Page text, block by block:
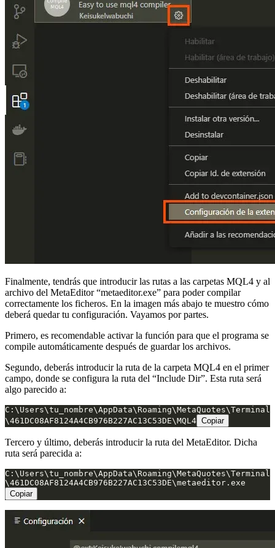
Finalmente, tendrás que introducir las rutas a las carpetas MQL4 y al
archivo del MetaEditor “metaeditor.exe” para poder compilar
correctamente los ficheros. En la imagen más abajo te muestro cómo
deberá quedar tu configuración. Vayamos por partes.
Primero, es recomendable activar la función para que el programa se
compile automáticamente después de guardar los archivos.
Segundo, deberás introducir la ruta de la carpeta MQL4 en el primer
campo, donde se configura la ruta del “Include Dir”. Esta ruta será
algo parecido a:
C:\Users\tu_nombre\AppData\Roaming\MetaQuotes\Terminal
\461DC08AF8124A4CB976B227AC13C53DE\MQL4 Copiar
Tercero y último, deberás introducir la ruta del MetaEditor. Dicha
ruta será parecida a:
C:\Users\tu_nombre\AppData\Roaming\MetaQuotes\Terminal
\461DC08AF8124A4CB976B227AC13C53DE\metaeditor.exe
Copiar